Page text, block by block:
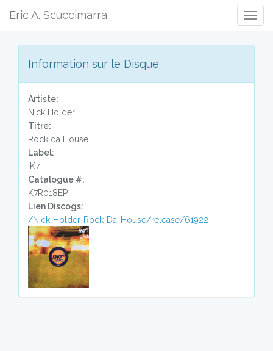
Eric A. Scuccimarra
Information sur le Disque
Artiste:
Nick Holder
Titre:
Rock da House
Label:
!K7
Catalogue #:
K7R018EP
Lien Discogs:
/Nick-Holder-Rock-Da-House/release/61922